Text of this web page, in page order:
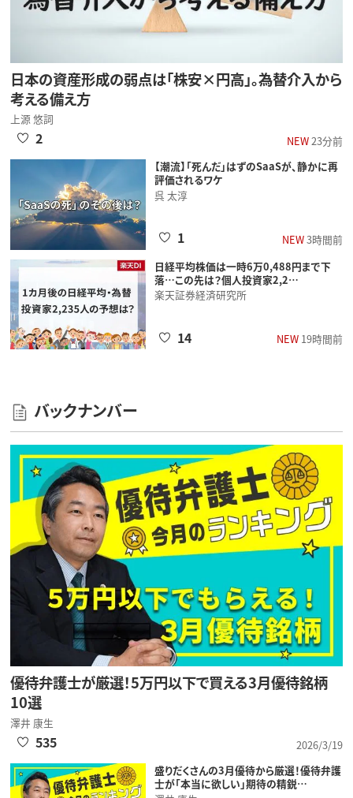
日本の資産形成の弱点は「株安×円高」。為替介入から
考える備え方
上源 悠詞
NEW23分前
2
【潮流】「死んだ」はずのSaaSが、静かに再
評価されるワケ
呉 太淳
NEW3時間前
1
日経平均株価は一時6万0,488円まで下
落…この先は？個人投資家2,2…
楽天証券経済研究所
NEW19時間前
14
バックナンバー
優待弁護士が厳選！5万円以下で買える3月優待銘柄
10選
澤井 康生
2026/3/19
535
盛りだくさんの3月優待から厳選！優待弁護
士が「本当に欲しい」期待の精鋭…